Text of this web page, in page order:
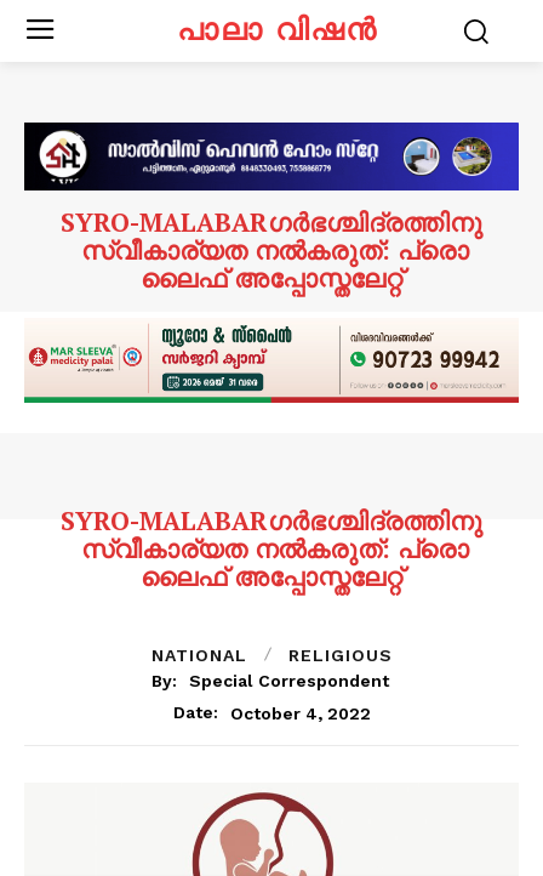
പാലാ വിഷൻ
SYRO-MALABARഗര്‍ഭശ്ചിദ്രത്തിനു
സ്വീകാര്യത നല്‍കരുത്: പ്രൊ
ലൈഫ് അപ്പോസ്തലേറ്റ്
SYRO-MALABARഗര്‍ഭശ്ചിദ്രത്തിനു
സ്വീകാര്യത നല്‍കരുത്: പ്രൊ
ലൈഫ് അപ്പോസ്തലേറ്റ്
NATIONAL
RELIGIOUS
By:
Special Correspondent
Date:
October 4, 2022